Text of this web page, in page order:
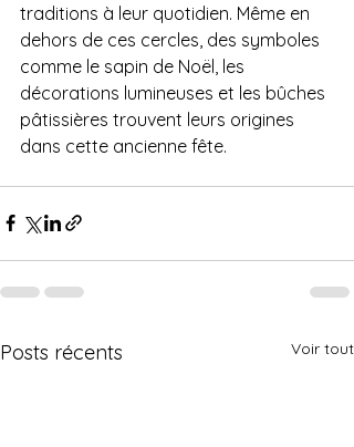
traditions à leur quotidien. Même en
dehors de ces cercles, des symboles
comme le sapin de Noël, les
décorations lumineuses et les bûches
pâtissières trouvent leurs origines
dans cette ancienne fête.
Posts récents Voir tout